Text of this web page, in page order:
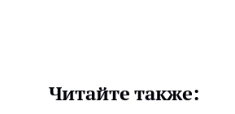
Читайте также: